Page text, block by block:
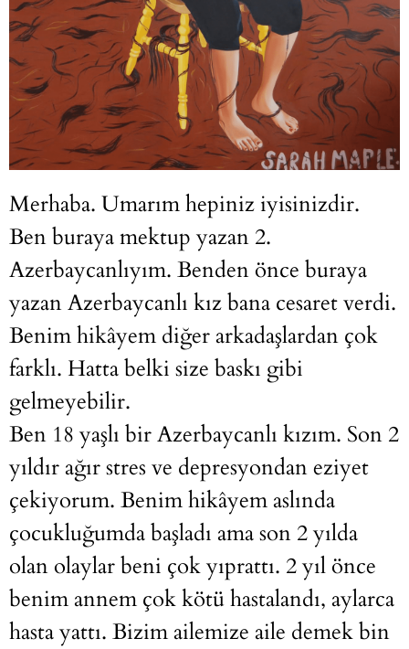
Merhaba. Umarım hepiniz iyisinizdir.
Ben buraya mektup yazan 2.
Azerbaycanlıyım. Benden önce buraya
yazan Azerbaycanlı kız bana cesaret verdi.
Benim hikâyem diğer arkadaşlardan çok
farklı. Hatta belki size baskı gibi
gelmeyebilir.
Ben 18 yaşlı bir Azerbaycanlı kızım. Son 2
yıldır ağır stres ve depresyondan eziyet
çekiyorum. Benim hikâyem aslında
çocukluğumda başladı ama son 2 yılda
olan olaylar beni çok yıprattı. 2 yıl önce
benim annem çok kötü hastalandı, aylarca
hasta yattı. Bizim ailemize aile demek bin